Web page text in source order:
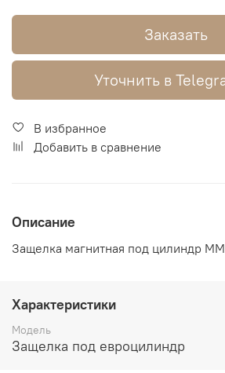
Заказать
Уточнить в
В избранное
Добавить в сравнение
Описание
Защелка магнитная под цилиндр
Характеристики
Модель
Защелка под евроцилиндр